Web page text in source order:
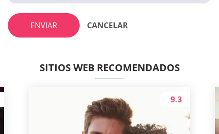
ENVIAR CANCELAR
SITIOS WEB RECOMENDADOS
9.3